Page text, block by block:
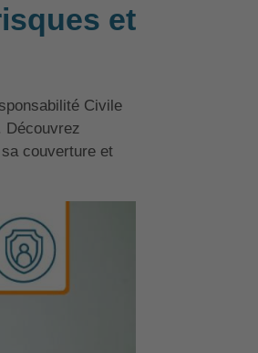
et
Civile
Découvrez
couverture et